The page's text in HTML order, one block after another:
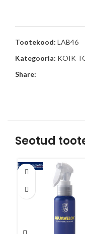
Tootekood: LAB46
Kategooria: KÕIK
Share:
Seotud